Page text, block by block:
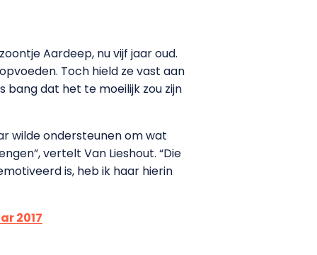
Aardeep, nu vijf jaar oud.
Toch hield ze vast aan
bang dat het te moeilijk zou zijn
wilde ondersteunen om wat
vertelt Van Lieshout. “Die
is, heb ik haar hierin
2017